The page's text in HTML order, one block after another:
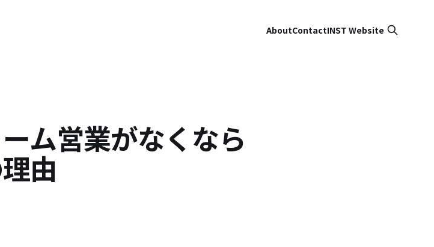
AboutContactINST Website
ム営業がなくなら
由